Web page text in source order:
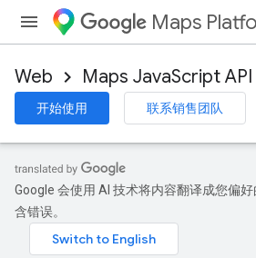
Maps
Web Maps JavaScript API
开始使用 联系销售团队
Google 会使用 AI 技术将内容翻译成您偏
含错误。